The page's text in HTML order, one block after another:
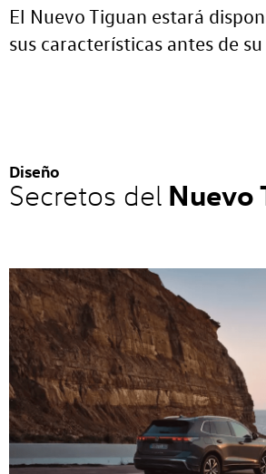
El Nuevo Tiguan estará
sus características antes de
Diseño
Secretos del Nuevo